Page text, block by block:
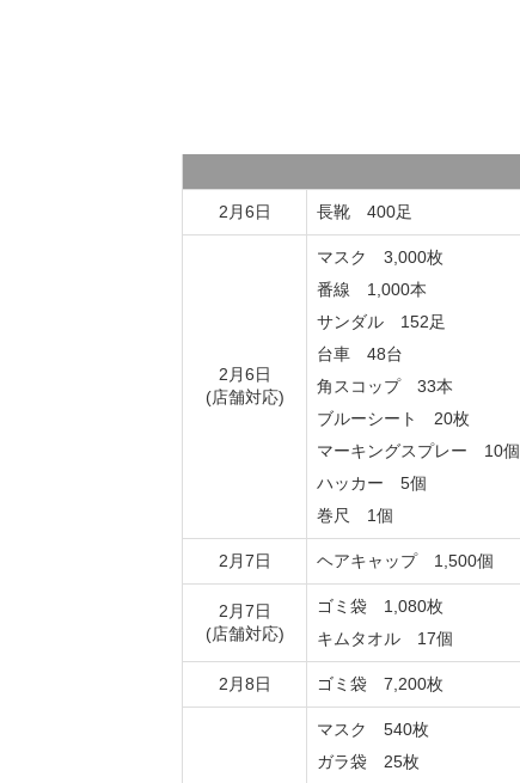
2月6日 長靴 400足
2月6日
(店舗対応)
マスク 3,000枚
番線 1,000本
サンダル 152足
台車 48台
角スコップ 33本
ブルーシート 20枚
マーキングスプレー 10個
ハッカー 5個
巻尺 1個
2月7日 ヘアキャップ 1,500個
2月7日
(店舗対応)
ゴミ袋 1,080枚
キムタオル 17個
2月8日 ゴミ袋 7,200枚
マスク 540枚
ガラ袋 25枚